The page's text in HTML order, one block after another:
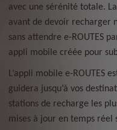
avec une sérénité totale.
avant de devoir recharger
sans attendre e-ROUTES
appli mobile créée pour
L’appli mobile e-ROUTES
guidera jusqu’à vos
stations de recharge les
mises à jour en temps